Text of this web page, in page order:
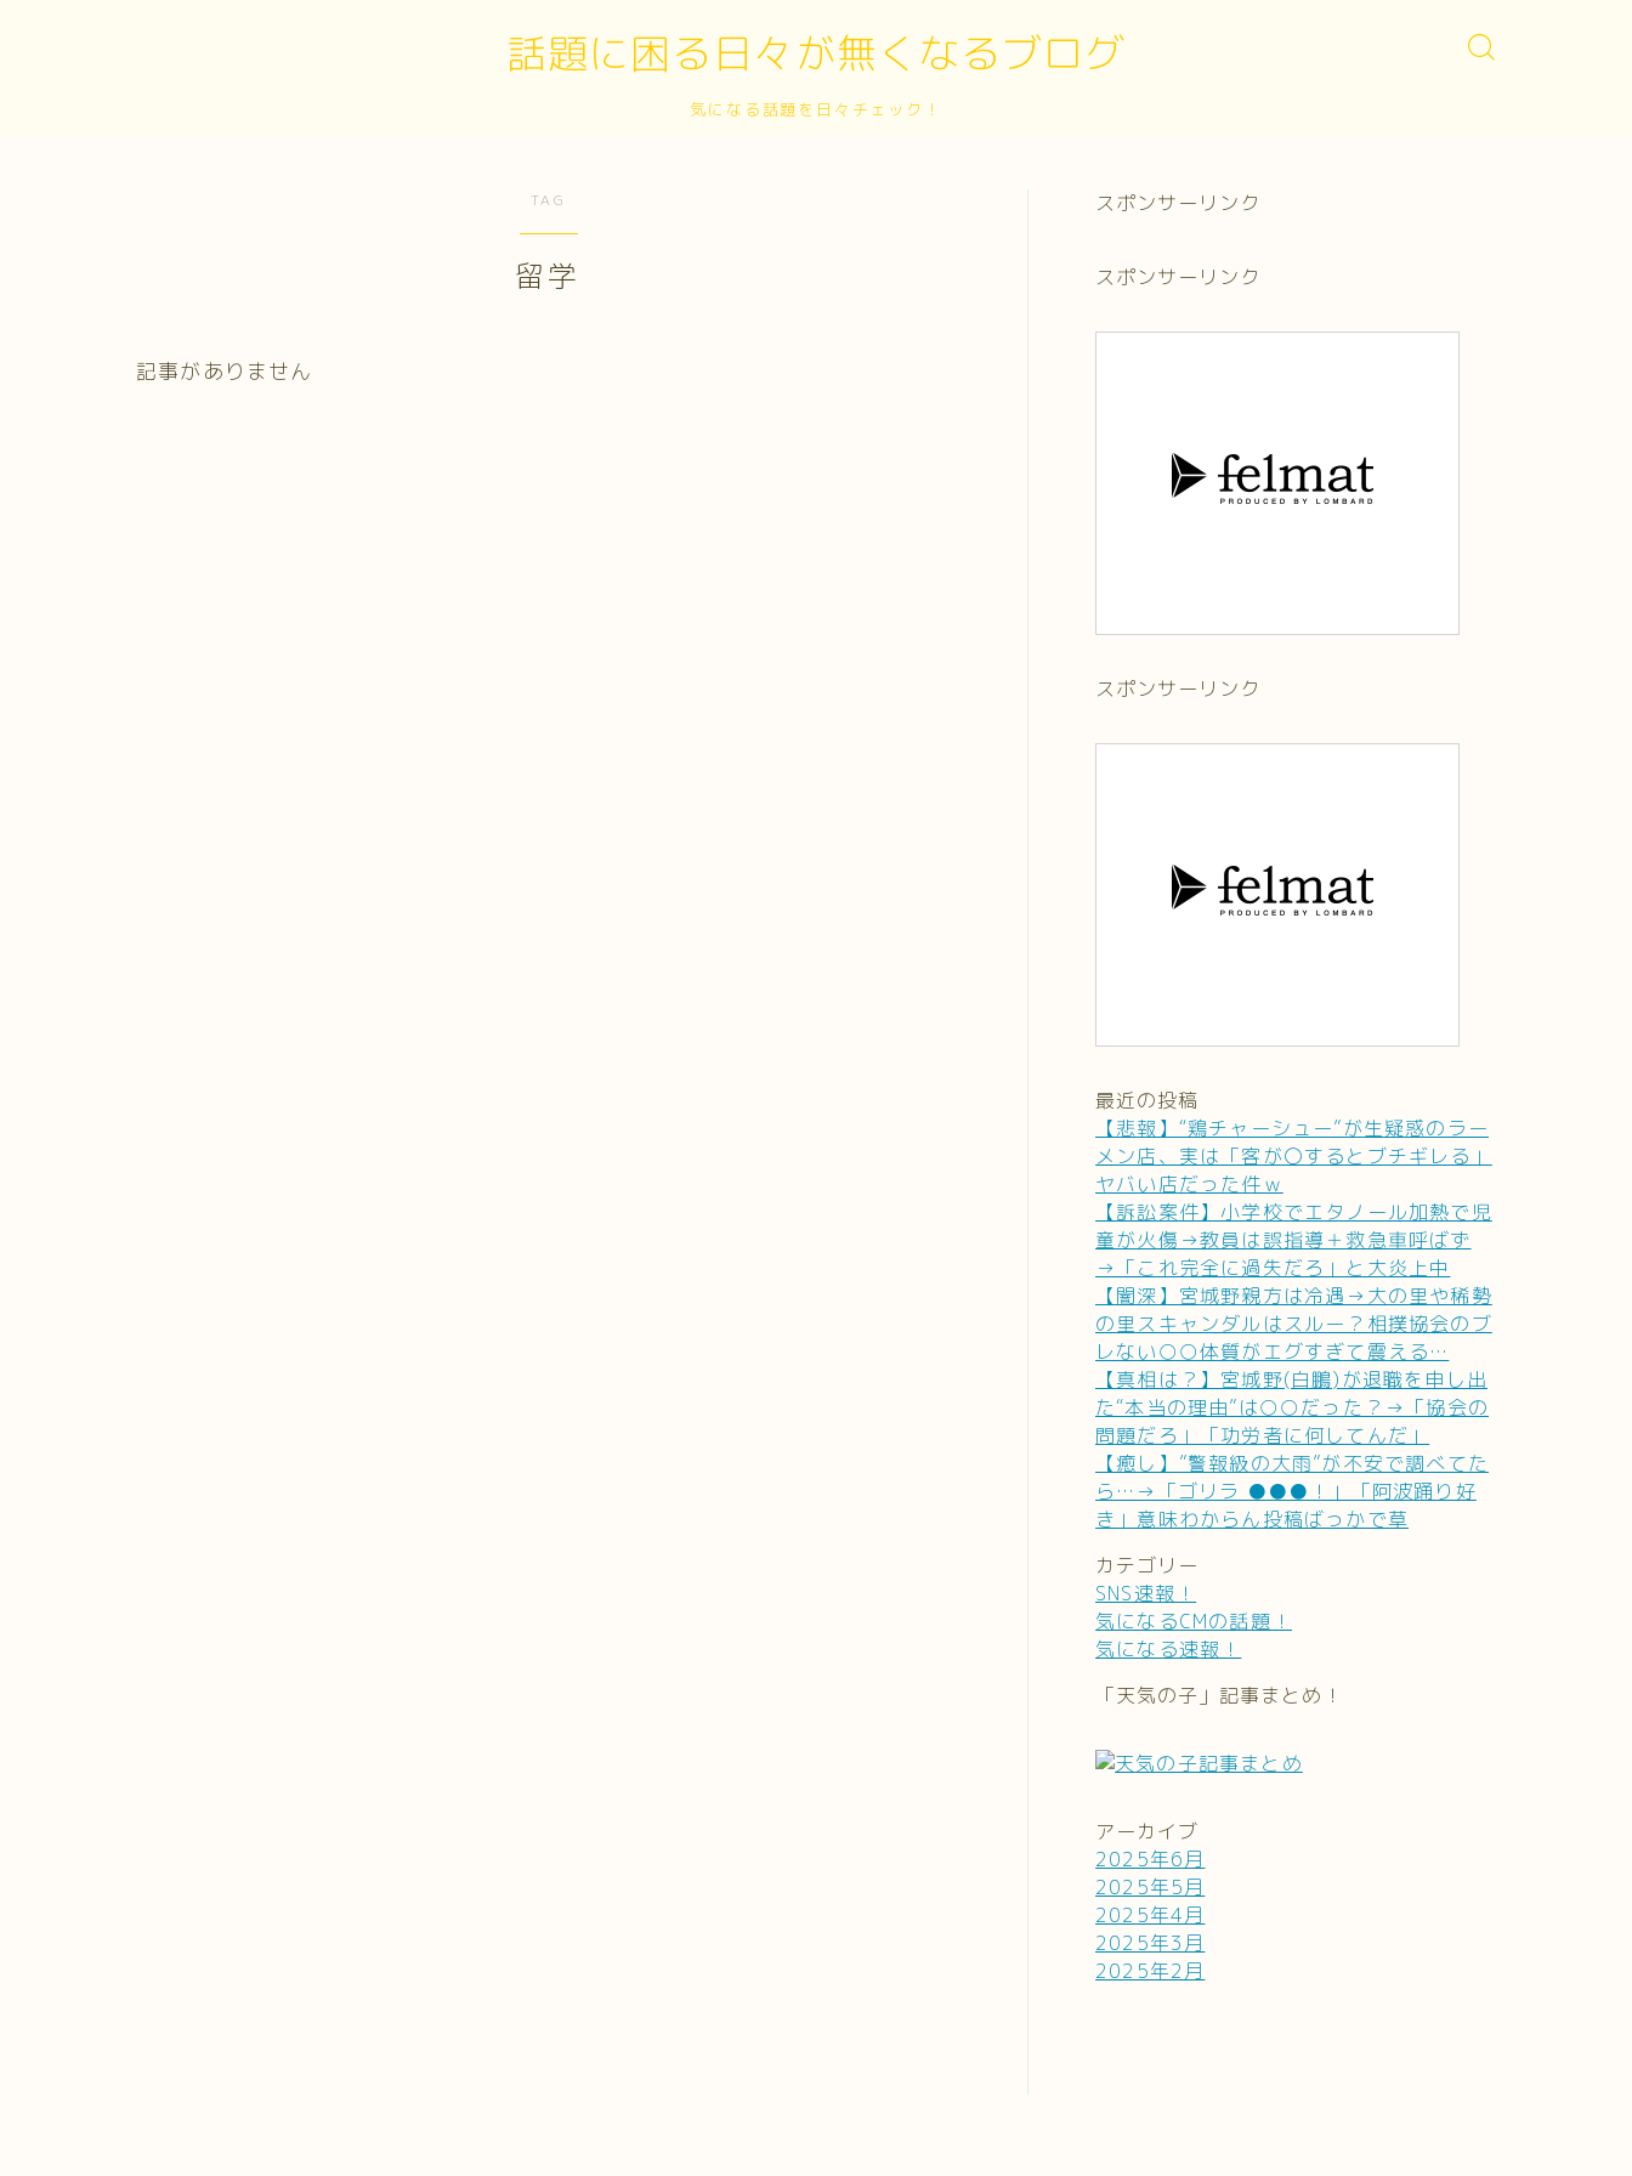
話題に困る日々が無くなるブログ
気になる話題を日々チェック！
TAG
留学
記事がありません
スポンサーリンク
スポンサーリンク
スポンサーリンク
最近の投稿
【悲報】“鶏チャーシュー”が生疑惑のラー
メン店、実は「客が〇するとブチギレる」
ヤバい店だった件ｗ
【訴訟案件】小学校でエタノール加熱で児
童が火傷→教員は誤指導＋救急車呼ばず
→「これ完全に過失だろ」と大炎上中
【闇深】宮城野親方は冷遇→大の里や稀勢
の里スキャンダルはスルー？相撲協会のブ
レない○○体質がエグすぎて震える…
【真相は？】宮城野(白鵬)が退職を申し出
た“本当の理由”は○○だった？→「協会の
問題だろ」「功労者に何してんだ」
【癒し】”警報級の大雨”が不安で調べてた
ら…→「ゴリラ ●●●！」「阿波踊り好
き」意味わからん投稿ばっかで草
カテゴリー
SNS速報！
気になるCMの話題！
気になる速報！
「天気の子」記事まとめ！
アーカイブ
2025年6月
2025年5月
2025年4月
2025年3月
2025年2月